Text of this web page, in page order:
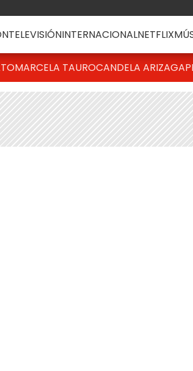
TELEVISIÓNINTERNACIONALNETFLIX
MARCELA TAUROCANDELA ARIZAGA